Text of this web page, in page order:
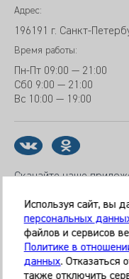
Адрес:
196191 г. Санкт-
Время работы:
Пн-Пт 09:00 — 21:00
Сб0 9:00 — 21:00
Вс 10:00 — 19:00
Скачайте наше
© 2026 Клиника
Все права защищены
Используя сайт, вы
персональных
файлов и сервисов
Политике в
данных. Отказаться
также отключить